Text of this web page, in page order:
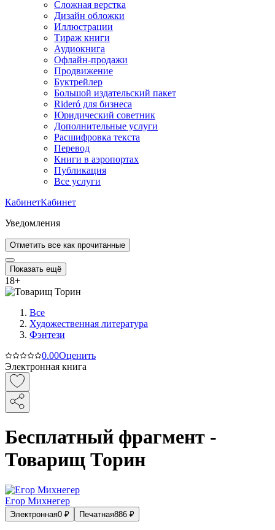
Сложная верстка
Дизайн обложки
Иллюстрации
Тираж книги
Аудиокнига
Офлайн-продажи
Продвижение
Буктрейлер
Большой издательский пакет
Rideró для бизнеса
Юридический советник
Дополнительные услуги
Расшифровка текста
Перевод
Книги в аэропортах
Публикация
Все услуги
КабинетКабинет
Уведомления
Отметить все как прочитанные
Показать ещё
18+
Все
Художественная литература
Фэнтези
0.00Оценить
Электронная книга
Бесплатный фрагмент -
Товарищ Торин
Егор Михнегер
Электронная0 ₽ Печатная886 ₽